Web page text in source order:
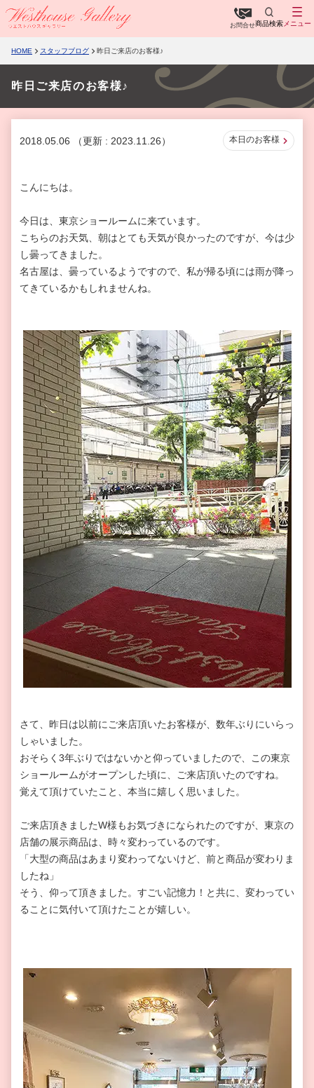
お問合せ商品検索 メニュー
HOME スタッフブログ 昨日ご来店のお客様♪
昨日ご来店のお客様♪
2018.05.06 （更新 : 2023.11.26） 本日のお客様
こんにちは。
今日は、東京ショールームに来ています。
こちらのお天気、朝はとても天気が良かったのですが、今は少
し曇ってきました。
名古屋は、曇っているようですので、私が帰る頃には雨が降っ
てきているかもしれませんね。
さて、昨日は以前にご来店頂いたお客様が、数年ぶりにいらっ
しゃいました。
おそらく3年ぶりではないかと仰っていましたので、この東京
ショールームがオープンした頃に、ご来店頂いたのですね。
覚えて頂けていたこと、本当に嬉しく思いました。
ご来店頂きましたW様もお気づきになられたのですが、東京の
店舗の展示商品は、時々変わっているのです。
「大型の商品はあまり変わってないけど、前と商品が変わりま
したね」
そう、仰って頂きました。すごい記憶力！と共に、変わってい
ることに気付いて頂けたことが嬉しい。